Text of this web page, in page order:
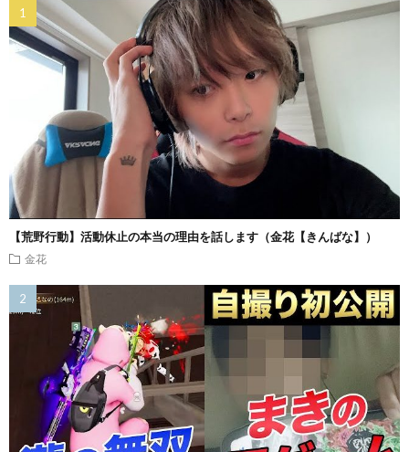
【荒野行動】活動休止の本当の理由を話します（金花【きんばな】）
金花